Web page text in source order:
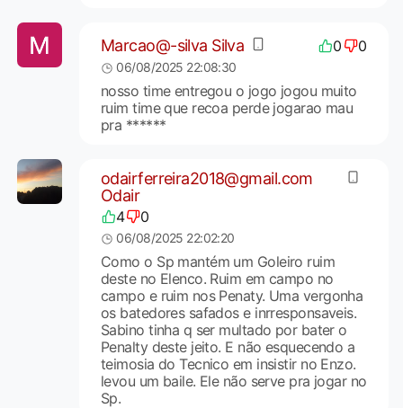
Marcao@-silva Silva 0 0
06/08/2025 22:08:30
nosso time entregou o jogo jogou muito
ruim time que recoa perde jogarao mau
pra ******
odairferreira2018@gmail.com
Odair
4 0
06/08/2025 22:02:20
Como o Sp mantém um Goleiro ruim
deste no Elenco. Ruim em campo no
campo e ruim nos Penaty. Uma vergonha
os batedores safados e inrresponsaveis.
Sabino tinha q ser multado por bater o
Penalty deste jeito. E não esquecendo a
teimosia do Tecnico em insistir no Enzo.
levou um baile. Ele não serve pra jogar no
Sp.